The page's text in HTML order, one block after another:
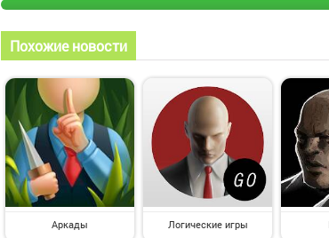
Похожие новости
Аркады Логические игры